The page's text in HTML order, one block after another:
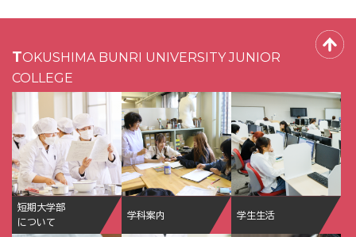
TOKUSHIMA BUNRI UNIVERSITY JUNIOR
COLLEGE
短期大学部
について
学科案内 学生生活